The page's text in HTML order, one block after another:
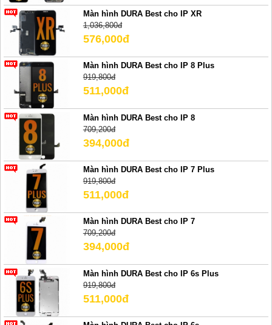
Màn hình DURA Best cho IP XR
1,036,800đ
576,000đ
Màn hình DURA Best cho IP 8 Plus
919,800đ
511,000đ
Màn hình DURA Best cho IP 8
709,200đ
394,000đ
Màn hình DURA Best cho IP 7 Plus
919,800đ
511,000đ
Màn hình DURA Best cho IP 7
709,200đ
394,000đ
Màn hình DURA Best cho IP 6s Plus
919,800đ
511,000đ